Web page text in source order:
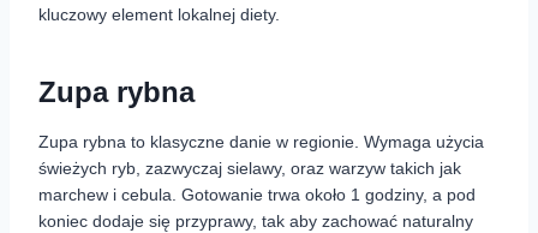
kluczowy element lokalnej diety.
Zupa rybna
Zupa rybna to klasyczne danie w regionie. Wymaga użycia
świeżych ryb, zazwyczaj sielawy, oraz warzyw takich jak
marchew i cebula. Gotowanie trwa około 1 godziny, a pod
koniec dodaje się przyprawy, tak aby zachować naturalny